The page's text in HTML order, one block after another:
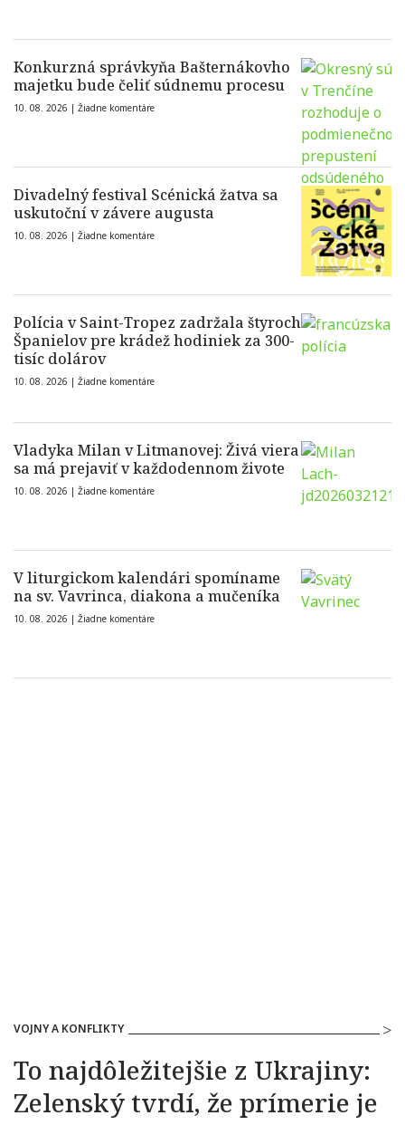
Konkurzná správkyňa Bašternákovho
majetku bude čeliť súdnemu procesu
10. 08. 2026 | Žiadne komentáre
Divadelný festival Scénická žatva sa
uskutoční v závere augusta
10. 08. 2026 | Žiadne komentáre
Polícia v Saint-Tropez zadržala štyroch
Španielov pre krádež hodiniek za 300-
tisíc dolárov
10. 08. 2026 | Žiadne komentáre
Vladyka Milan v Litmanovej: Živá viera
sa má prejaviť v každodennom živote
10. 08. 2026 | Žiadne komentáre
V liturgickom kalendári spomíname
na sv. Vavrinca, diakona a mučeníka
10. 08. 2026 | Žiadne komentáre
VOJNY A KONFLIKTY
To najdôležitejšie z Ukrajiny:
Zelenský tvrdí, že prímerie je